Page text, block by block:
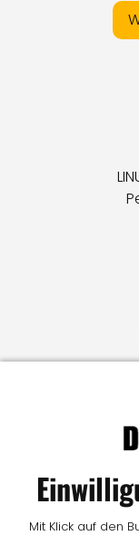
Mit Klick auf den